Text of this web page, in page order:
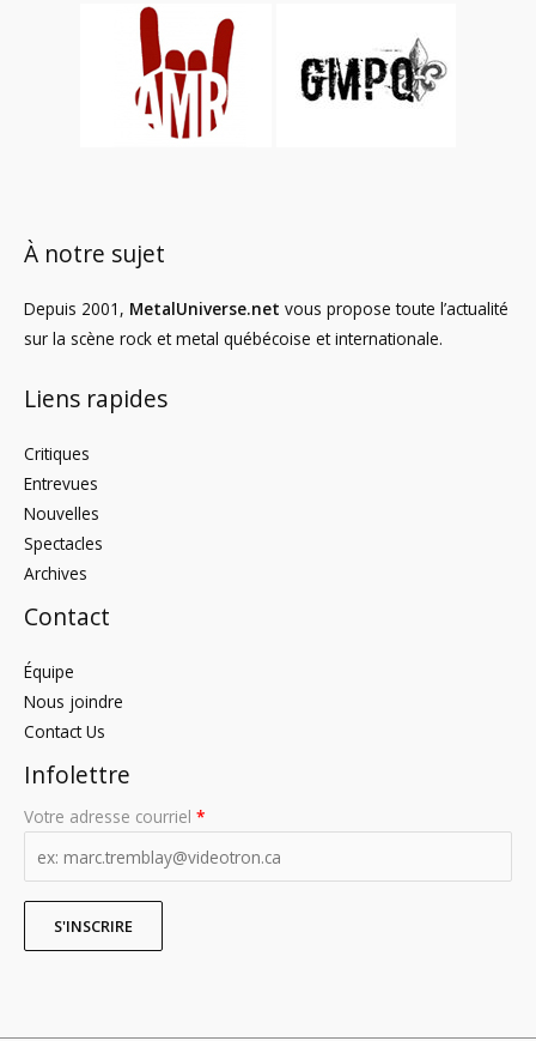
À notre sujet
Depuis 2001, MetalUniverse.net vous propose toute l’actualité
sur la scène rock et metal québécoise et internationale.
Liens rapides
Critiques
Entrevues
Nouvelles
Spectacles
Archives
Contact
Équipe
Nous joindre
Contact Us
Infolettre
Votre adresse courriel *